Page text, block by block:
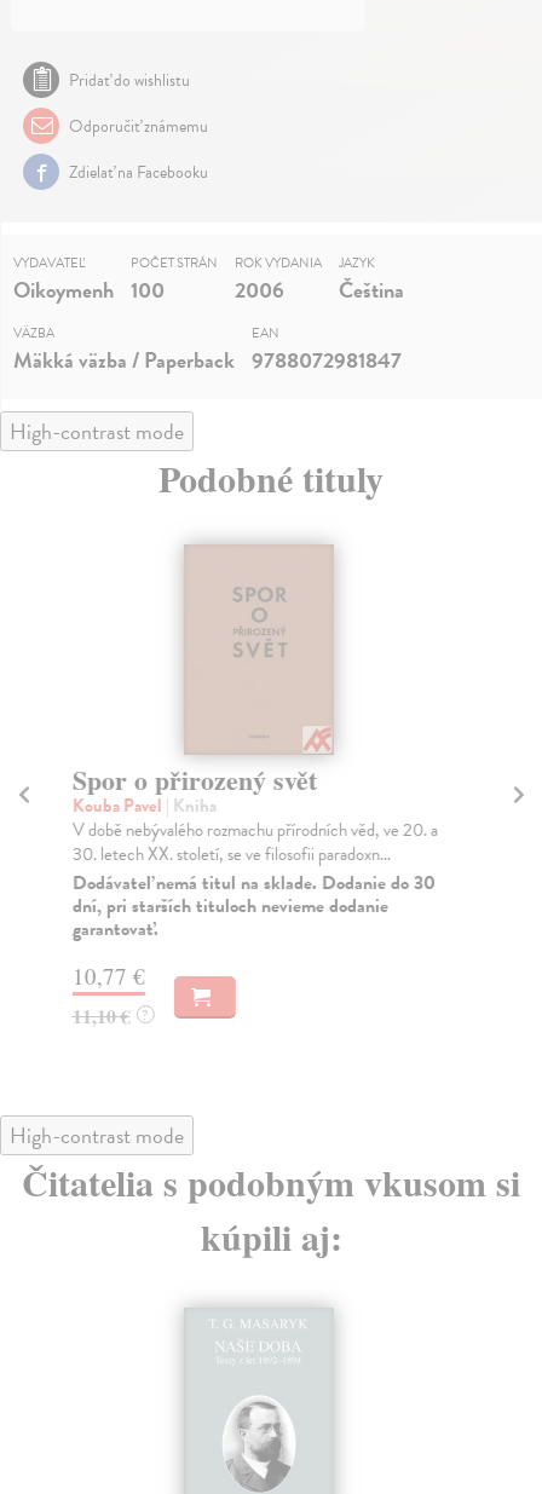
Pridať do wishlistu
Odporučiť známemu
Zdielať na Facebooku
VYDAVATEĽ
Oikoymenh
POČET STRÁN
100
ROK VYDANIA
2006
JAZYK
Čeština
VÄZBA
Mäkká väzba / Paperback
EAN
9788072981847
High-contrast mode
Podobné tituly
Spor o přirozený svět
Kouba Pavel | Kniha
V době nebývalého rozmachu přírodních věd, ve 20. a
30. letech XX. století, se ve filosofii paradoxn...
Dodávateľ nemá titul na sklade. Dodanie do 30
dní, pri starších tituloch nevieme dodanie
garantovať.
10,77 €
11,10 € ?
High-contrast mode
Čitatelia s podobným vkusom si
kúpili aj: